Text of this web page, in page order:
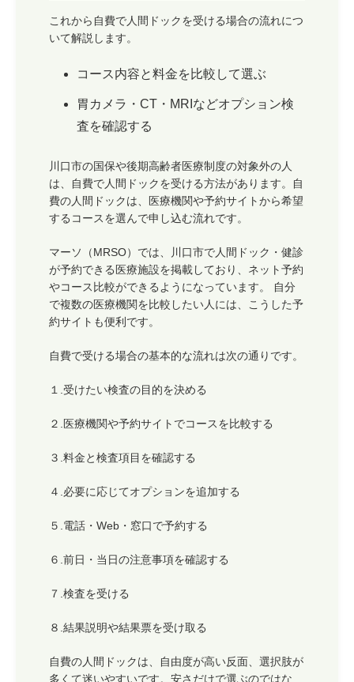
これから自費で人間ドックを受ける場合の流れにつ
いて解説します。
コース内容と料金を比較して選ぶ
胃カメラ・CT・MRIなどオプション検
査を確認する
川口市の国保や後期高齢者医療制度の対象外の人
は、自費で人間ドックを受ける方法があります。自
費の人間ドックは、医療機関や予約サイトから希望
するコースを選んで申し込む流れです。
マーソ（MRSO）では、川口市で人間ドック・健診
が予約できる医療施設を掲載しており、ネット予約
やコース比較ができるようになっています。 自分
で複数の医療機関を比較したい人には、こうした予
約サイトも便利です。
自費で受ける場合の基本的な流れは次の通りです。
１.受けたい検査の目的を決める
２.医療機関や予約サイトでコースを比較する
３.料金と検査項目を確認する
４.必要に応じてオプションを追加する
５.電話・Web・窓口で予約する
６.前日・当日の注意事項を確認する
７.検査を受ける
８.結果説明や結果票を受け取る
自費の人間ドックは、自由度が高い反面、選択肢が
多くて迷いやすいです。安さだけで選ぶのではな